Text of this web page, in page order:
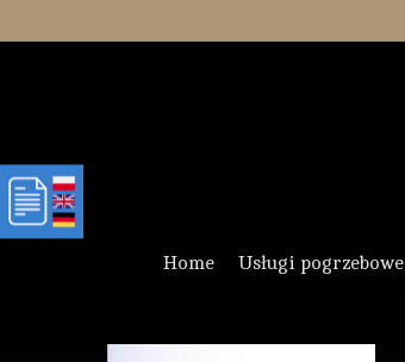
to
Home Usługi pogrzebowe